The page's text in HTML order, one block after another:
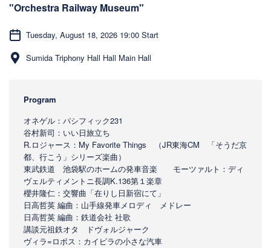
"Orchestra Railway Museum"
Tuesday, August 18, 2026 19:00 Start
Sumida Triphony Hall Hall Main Hall
Program
オネゲル：パシフィック231
谷村新司：いい日旅立ち
R.ロジャース：My Favorite Things （JR東海CM 「そうだ京
都、行こう」シリーズ楽曲）
東武鉄道 池袋駅のホームの発車音楽 モーツァルト：ディ
ヴェルティメントニ長調K.136第１楽章
櫻井隆仁：交響曲「在りし日新宿にて」
日高哲英 編曲：山手線発車メロディ メドレー
日高哲英 編曲：鉄道会社 社歌
講談元祖鉄オタ ドヴォルジャーク
ヴィラ=ロボス：カイピラの小さな汽車